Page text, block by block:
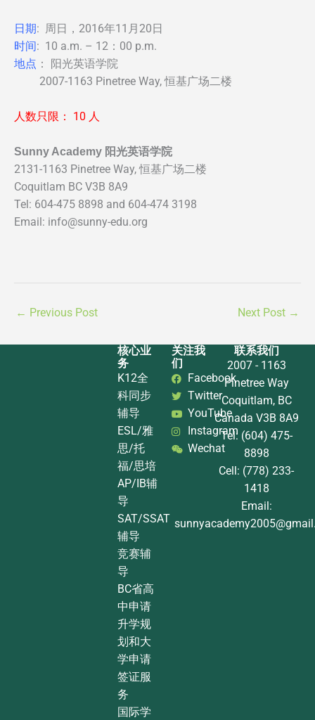
日期: 周日，2016年11月20日
时间: 10 a.m. – 12：00 p.m.
地点 ： 阳光英语学院
2007-1163 Pinetree Way, 恒基广场二楼
人数只限： 10 人
Sunny Academy 阳光英语学院
2131-1163 Pinetree Way, 恒基广场二楼
Coquitlam BC V3B 8A9
Tel: 604-475 8898 and 604-474 3198
Email: info@sunny-edu.org
← Previous Post Next Post →
核心业
务
K12全
科同步
辅导
ESL/雅
思/托
福/思培
AP/IB辅
导
SAT/SSAT
辅导
竞赛辅
导
BC省高
中申请
升学规
划和大
学申请
签证服
务
国际学
关注我
们
Facebook
Twitter
YouTube
Instagram
Wechat
联系我们
2007 - 1163
Pinetree Way
Coquitlam, BC
Canada V3B 8A9
Tel: (604) 475-
8898
Cell: (778) 233-
1418
Email: